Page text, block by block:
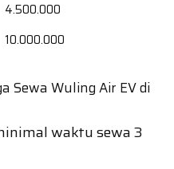
4.500.000
10.000.000
Sewa Wuling Air EV di
waktu sewa 3